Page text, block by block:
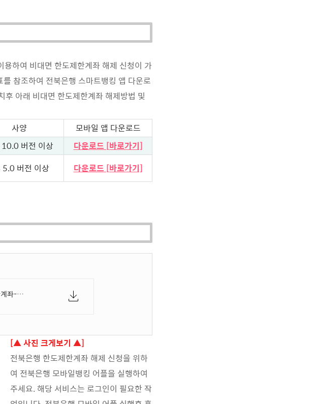
하여 비대면 한도제한계좌 해제 신청이 가
참조하여 전북은행 스마트뱅킹 앱 다운로
아래 비대면 한도제한계좌 해제방법 및
사양
모바일 앱 다운로드
버전 이상
다운로드 [바로가기]
5.0 버전 이상 다운로드 [바로가기]
[▶사진 크게보기]전북은행-한도제한계좌-해제-방법-01.webp
[▲ 사진 크게보기 ▲]
전북은행 한도제한계좌 해제 신청을 위하
여 전북은행 모바일뱅킹 어플을 실행하여
주세요. 해당 서비스는 로그인이 필요한 작